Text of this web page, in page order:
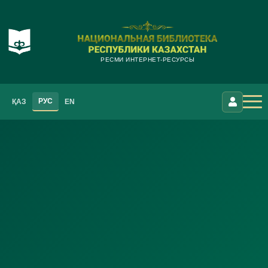
РЕСМИ ИНТЕРНЕТ-РЕСУРСЫ
ҚАЗ РУС EN